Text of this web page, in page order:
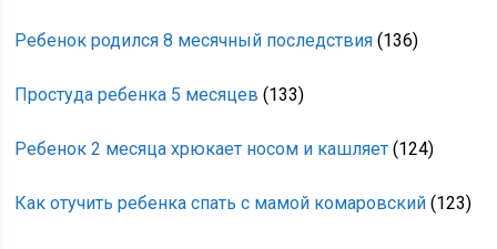
Ребенок родился 8 месячный последствия (136)
Простуда ребенка 5 месяцев (133)
Ребенок 2 месяца хрюкает носом и кашляет (124)
Как отучить ребенка спать с мамой комаровский (123)